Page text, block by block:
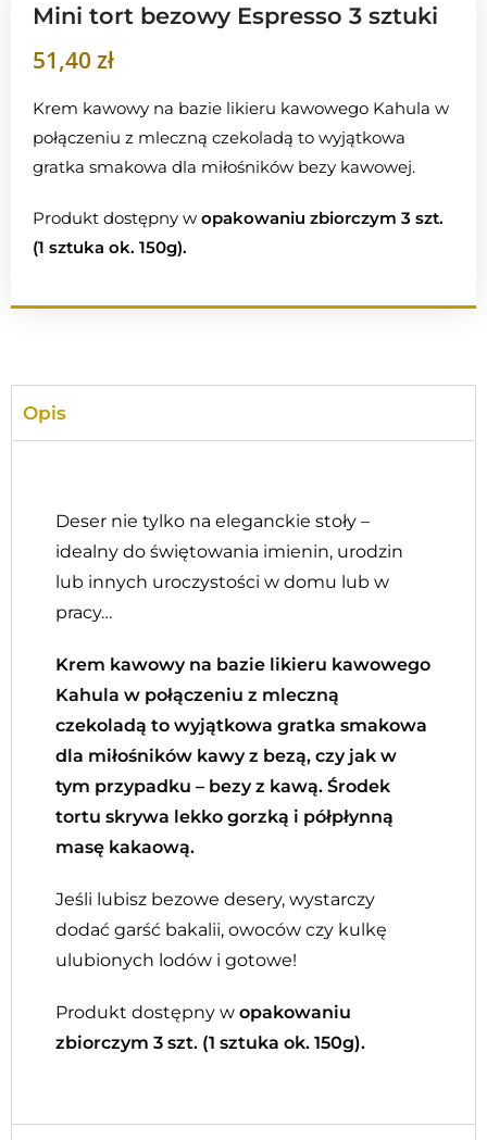
Mini tort bezowy Espresso 3 sztuki
51,40 zł
Krem kawowy na bazie likieru kawowego Kahula w
połączeniu z mleczną czekoladą to wyjątkowa
gratka smakowa dla miłośników bezy kawowej.
Produkt dostępny w opakowaniu zbiorczym 3 szt.
(1 sztuka ok. 150g).
Opis
Deser nie tylko na eleganckie stoły –
idealny do świętowania imienin, urodzin
lub innych uroczystości w domu lub w
pracy…
Krem kawowy na bazie likieru kawowego
Kahula w połączeniu z mleczną
czekoladą to wyjątkowa gratka smakowa
dla miłośników kawy z bezą, czy jak w
tym przypadku – bezy z kawą. Środek
tortu skrywa lekko gorzką i półpłynną
masę kakaową.
Jeśli lubisz bezowe desery, wystarczy
dodać garść bakalii, owoców czy kulkę
ulubionych lodów i gotowe!
Produkt dostępny w opakowaniu
zbiorczym 3 szt. (1 sztuka ok. 150g).